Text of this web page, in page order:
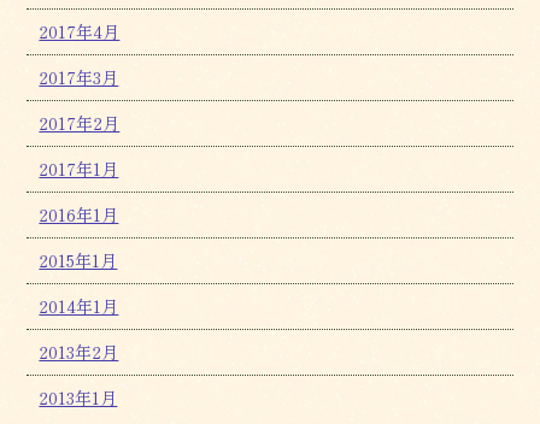
2017年4月
2017年3月
2017年2月
2017年1月
2016年1月
2015年1月
2014年1月
2013年2月
2013年1月